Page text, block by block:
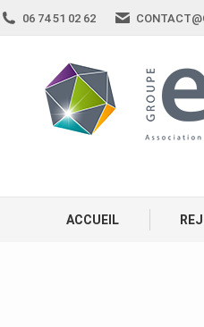
06 74 51 02 62
ACCUEIL